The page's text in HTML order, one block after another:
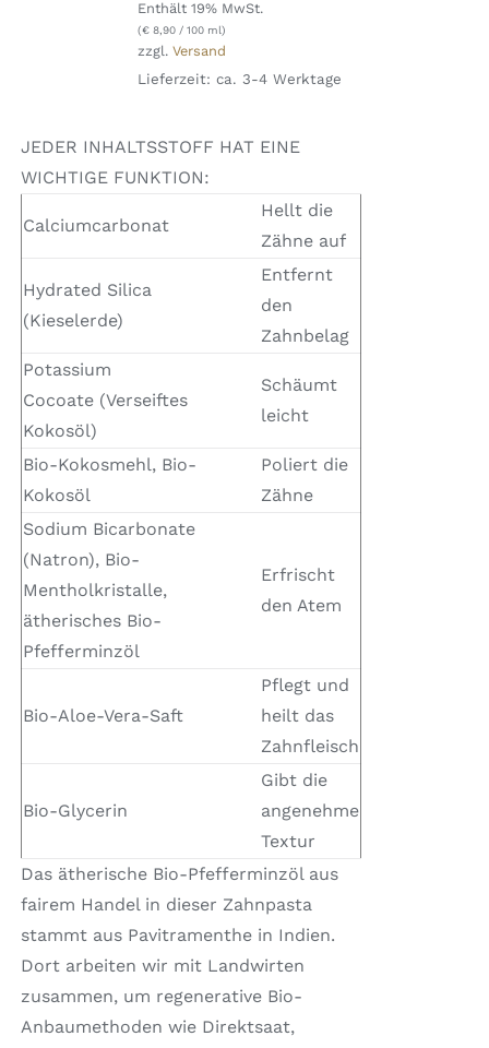
Enthält 19% MwSt.
(€8,90/ 100 ml)
zzgl. Versand
Lieferzeit: ca. 3-4 Werktage
JEDER INHALTSSTOFF HAT EINE
WICHTIGE FUNKTION:
Calciumcarbonat
Hellt die
Zähne auf
Hydrated Silica
(Kieselerde)
Entfernt
den
Zahnbelag
Potassium
Cocoate (Verseiftes
Kokosöl)
Schäumt
leicht
Bio-Kokosmehl, Bio-
Kokosöl
Poliert die
Zähne
Sodium Bicarbonate
(Natron), Bio-
Mentholkristalle,
ätherisches Bio-
Pfefferminzöl
Erfrischt
den Atem
Bio-Aloe-Vera-Saft
Pflegt und
heilt das
Zahnfleisch
Bio-Glycerin
Gibt die
angenehme
Textur
Das ätherische Bio-Pfefferminzöl aus
fairem Handel in dieser Zahnpasta
stammt aus Pavitramenthe in Indien.
Dort arbeiten wir mit Landwirten
zusammen, um regenerative Bio-
Anbaumethoden wie Direktsaat,